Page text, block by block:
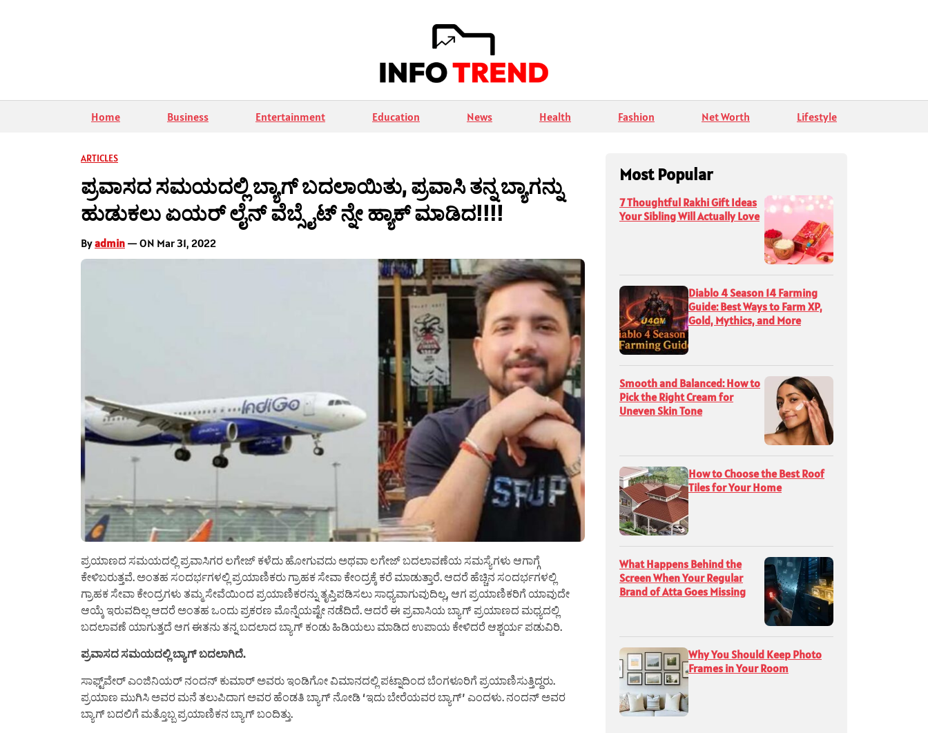
Home Business Entertainment Education News Health Fashion Net Worth Lifestyle
ARTICLES
ಪ್ರವಾಸದ ಸಮಯದಲ್ಲಿ ಬ್ಯಾಗ್ ಬದಲಾಯಿತು, ಪ್ರವಾಸಿ ತನ್ನ ಬ್ಯಾಗನ್ನು
ಹುಡುಕಲು ಏಯರ್ ಲೈನ್ ವೆಬ್ಸೈಟ್ ನ್ನೇ ಹ್ಯಾಕ್ ಮಾಡಿದ!!!!
Byadmin — ON Mar 31, 2022
ಪ್ರಯಾಣದ ಸಮಯದಲ್ಲಿ ಪ್ರವಾಸಿಗರ ಲಗೇಜ್ ಕಳೆದು ಹೋಗುವದು ಅಥವಾ ಲಗೇಜ್ ಬದಲಾವಣೆಯ ಸಮಸ್ಯೆಗಳು ಆಗಾಗ್ಗೆ
ಕೇಳಿಬರುತ್ತವೆ. ಅಂತಹ ಸಂದರ್ಭಗಳಲ್ಲಿ ಪ್ರಯಾಣಿಕರು ಗ್ರಾಹಕ ಸೇವಾ ಕೇಂದ್ರಕ್ಕೆ ಕರೆ ಮಾಡುತ್ತಾರೆ. ಆದರೆ ಹೆಚ್ಚಿನ ಸಂದರ್ಭಗಳಲ್ಲಿ
ಗ್ರಾಹಕ ಸೇವಾ ಕೇಂದ್ರಗಳು ತಮ್ಮ ಸೇವೆಯಿಂದ ಪ್ರಯಾಣಿಕರನ್ನು ತೃಪ್ತಿಪಡಿಸಲು ಸಾಧ್ಯವಾಗುವುದಿಲ್ಲ, ಆಗ ಪ್ರಯಾಣಿಕರಿಗೆ ಯಾವುದೇ
ಆಯ್ಕೆ ಇರುವದಿಲ್ಲ ಆದರೆ ಅಂತಹ ಒಂದು ಪ್ರಕರಣ ಮೊನ್ನೆಯಷ್ಟೇ ನಡೆದಿದೆ. ಆದರೆ ಈ ಪ್ರವಾಸಿಯ ಬ್ಯಾಗ್ ಪ್ರಯಾಣದ ಮಧ್ಯದಲ್ಲಿ
ಬದಲಾವಣೆ ಯಾಗುತ್ತದೆ ಆಗ ಈತನು ತನ್ನ ಬದಲಾದ ಬ್ಯಾಗ್ ಕಂಡು ಹಿಡಿಯಲು ಮಾಡಿದ ಉಪಾಯ ಕೇಳಿದರೆ ಆಶ್ಚರ್ಯ ಪಡುವಿರಿ.
ಪ್ರವಾಸದ ಸಮಯದಲ್ಲಿ ಬ್ಯಾಗ್ ಬದಲಾಗಿದೆ.
ಸಾಫ್ಟ್‌ವೇರ್ ಎಂಜಿನಿಯರ್ ನಂದನ್ ಕುಮಾರ್ ಅವರು ಇಂಡಿಗೋ ವಿಮಾನದಲ್ಲಿ ಪಟ್ನಾದಿಂದ ಬೆಂಗಳೂರಿಗೆ ಪ್ರಯಾಣಿಸುತ್ತಿದ್ದರು.
ಪ್ರಯಾಣ ಮುಗಿಸಿ ಅವರ ಮನೆ ತಲುಪಿದಾಗ ಅವರ ಹೆಂಡತಿ ಬ್ಯಾಗ್ ನೋಡಿ ‘ಇದು ಬೇರೆಯವರ ಬ್ಯಾಗ್’ ಎಂದಳು. ನಂದನ್ ಅವರ
ಬ್ಯಾಗ್ ಬದಲಿಗೆ ಮತ್ತೊಬ್ಬ ಪ್ರಯಾಣಿಕನ ಬ್ಯಾಗ್ ಬಂದಿತ್ತು.
Most Popular
7 Thoughtful Rakhi Gift Ideas
Your Sibling Will Actually Love
Diablo 4 Season 14 Farming
Guide: Best Ways to Farm XP,
Gold, Mythics, and More
Smooth and Balanced: How to
Pick the Right Cream for
Uneven Skin Tone
How to Choose the Best Roof
Tiles for Your Home
What Happens Behind the
Screen When Your Regular
Brand of Atta Goes Missing
Why You Should Keep Photo
Frames in Your Room